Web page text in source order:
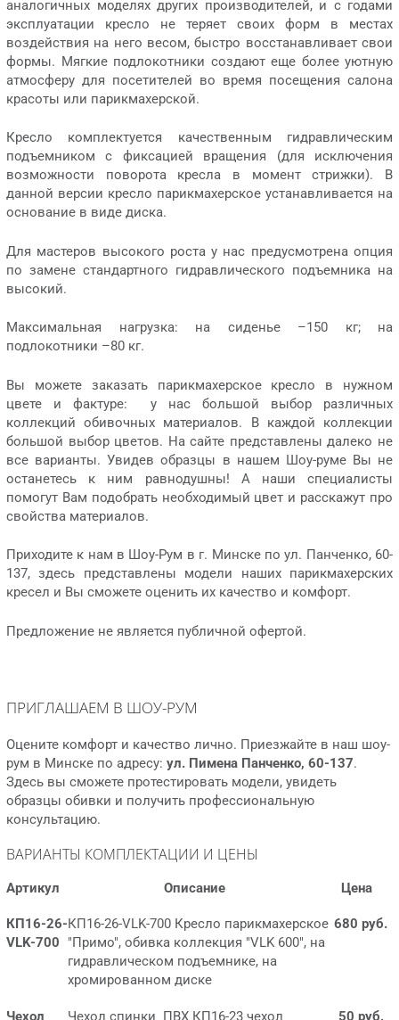
аналогичных моделях других производителей, и с годами
эксплуатации кресло не теряет своих форм в местах
воздействия на него весом, быстро восстанавливает свои
формы. Мягкие подлокотники создают еще более уютную
атмосферу для посетителей во время посещения салона
красоты или парикмахерской.
Кресло комплектуется качественным гидравлическим
подъемником с фиксацией вращения (для исключения
возможности поворота кресла в момент стрижки). В
данной версии кресло парикмахерское устанавливается на
основание в виде диска.
Для мастеров высокого роста у нас предусмотрена опция
по замене стандартного гидравлического подъемника на
высокий.
Максимальная нагрузка: на сиденье –150 кг; на
подлокотники –80 кг.
Вы можете заказать парикмахерское кресло в нужном
цвете и фактуре: у нас большой выбор различных
коллекций обивочных материалов. В каждой коллекции
большой выбор цветов. На сайте представлены далеко не
все варианты. Увидев образцы в нашем Шоу-руме Вы не
останетесь к ним равнодушны! А наши специалисты
помогут Вам подобрать необходимый цвет и расскажут про
свойства материалов.
Приходите к нам в Шоу-Рум в г. Минске по ул. Панченко, 60-
137, здесь представлены модели наших парикмахерских
кресел и Вы сможете оценить их качество и комфорт.
Предложение не является публичной офертой.
ПРИГЛАШАЕМ В ШОУ-РУМ
Оцените комфорт и качество лично. Приезжайте в наш шоу-
рум в Минске по адресу: ул. Пимена Панченко, 60-137.
Здесь вы сможете протестировать модели, увидеть
образцы обивки и получить профессиональную
консультацию.
ВАРИАНТЫ КОМПЛЕКТАЦИИ И ЦЕНЫ
Артикул Описание Цена
КП16-26-
VLK-700
КП16-26-VLK-700 Кресло парикмахерское
"Примо", обивка коллекция "VLK 600", на
гидравлическом подъемнике, на
хромированном диске
680 руб.
Чехол Чехол спинки ПВХ КП16-23 чехол 50 руб.